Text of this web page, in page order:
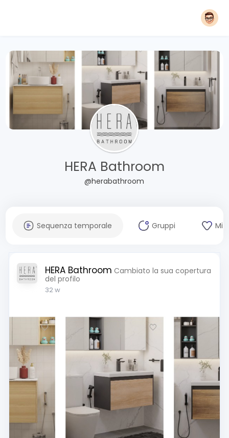
HERA Bathroom
@herabathroom
Sequenza temporale Gruppi Mi
HERA Bathroom Cambiato la sua copertura
del profilo
32 w